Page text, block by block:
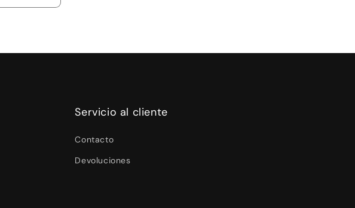
Servicio al cliente
Contacto
Devoluciones